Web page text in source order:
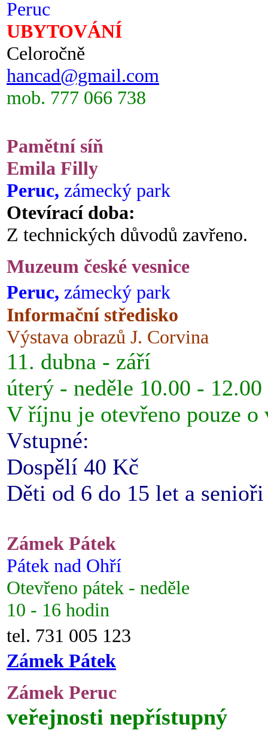
Peruc
UBYTOVÁNÍ
Celoročně
hancad@gmail.com
mob. 777 066 738
Pamětní síň
Emila Filly
Peruc, zámecký park
Otevírací doba:
Z technických důvodů zavřeno.
Muzeum české vesnice
Peruc, zámecký park
Informační středisko
Výstava obrazů J. Corvina
11. dubna - září
úterý - neděle 10.00 -
V říjnu je otevřeno pouze o
Vstupné:
Dospělí 40 Kč
Děti od 6 do 15 let a
Zámek Pátek
Pátek nad Ohří
Otevřeno pátek - neděle
10 - 16 hodin
tel. 731 005 123
Zámek Pátek
Zámek Peruc
veřejnosti nepřístupný